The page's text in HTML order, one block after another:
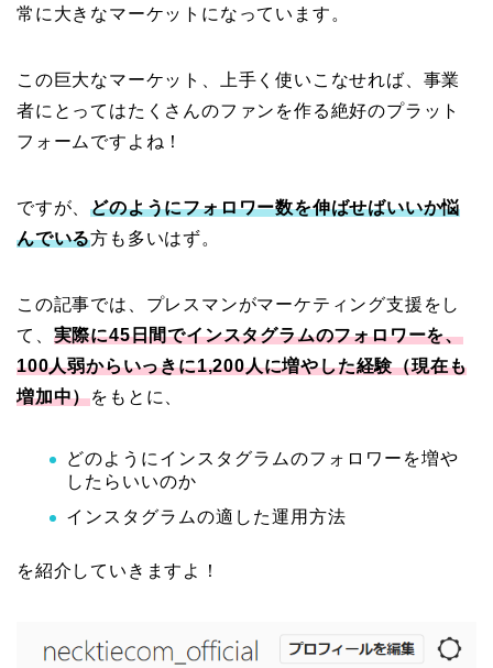
常に大きなマーケットになっています。
この巨大なマーケット、上手く使いこなせれば、事業
者にとってはたくさんのファンを作る絶好のプラット
フォームですよね！
ですが、どのようにフォロワー数を伸ばせばいいか悩
んでいる方も多いはず。
この記事では、プレスマンがマーケティング支援をし
て、 実際に45日間でインスタグラムのフォロワーを、
100人弱からいっきに1,200人に増やした経験（現在も
増加中）をもとに、
どのようにインスタグラムのフォロワーを増や
したらいいのか
インスタグラムの適した運用方法
を紹介していきますよ！